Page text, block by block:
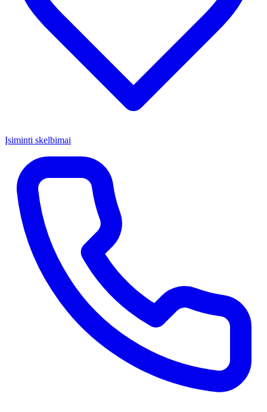
Įsiminti skelbimai